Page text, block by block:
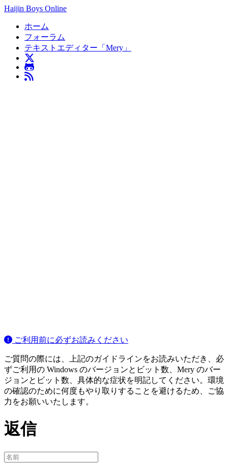
Haijin Boys Online
ホーム
フォーラム
テキストエディター「Mery」
ご利用前に必ずお読みください
ご質問の際には、上記のガイドラインをお読みいただき、必
ずご利用の Windows のバージョンとビット数、Mery のバー
ジョンとビット数、具体的な症状を明記してください。環境
の確認のために何度もやり取りすることを避けるため、ご協
力をお願いいたします。
返信